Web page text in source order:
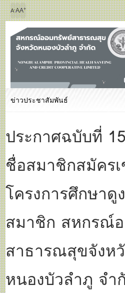
A-AA+
ข่าวประชาสัมพันธ์
ประกาศฉบับที่
ชื่อสมาชิกสมัคร
โครงการศึกษาดู
สมาชิก สหกรณ์
สาธารณสุขจังห
หนองบัวลำภู จำ